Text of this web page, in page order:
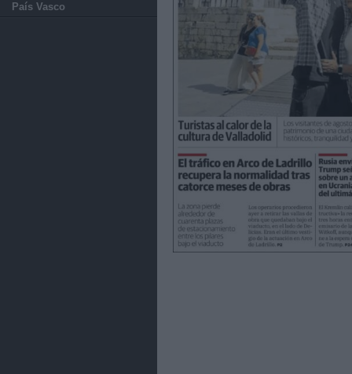
País Vasco